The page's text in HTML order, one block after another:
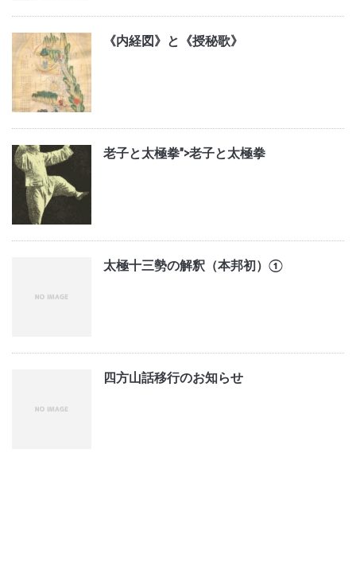
《内経図》と《授秘歌》
老子と太極拳">老子と太極拳
太極十三勢の解釈（本邦初）①
四方山話移行のお知らせ